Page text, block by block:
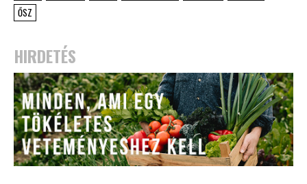
ŐSZ
HIRDETÉS